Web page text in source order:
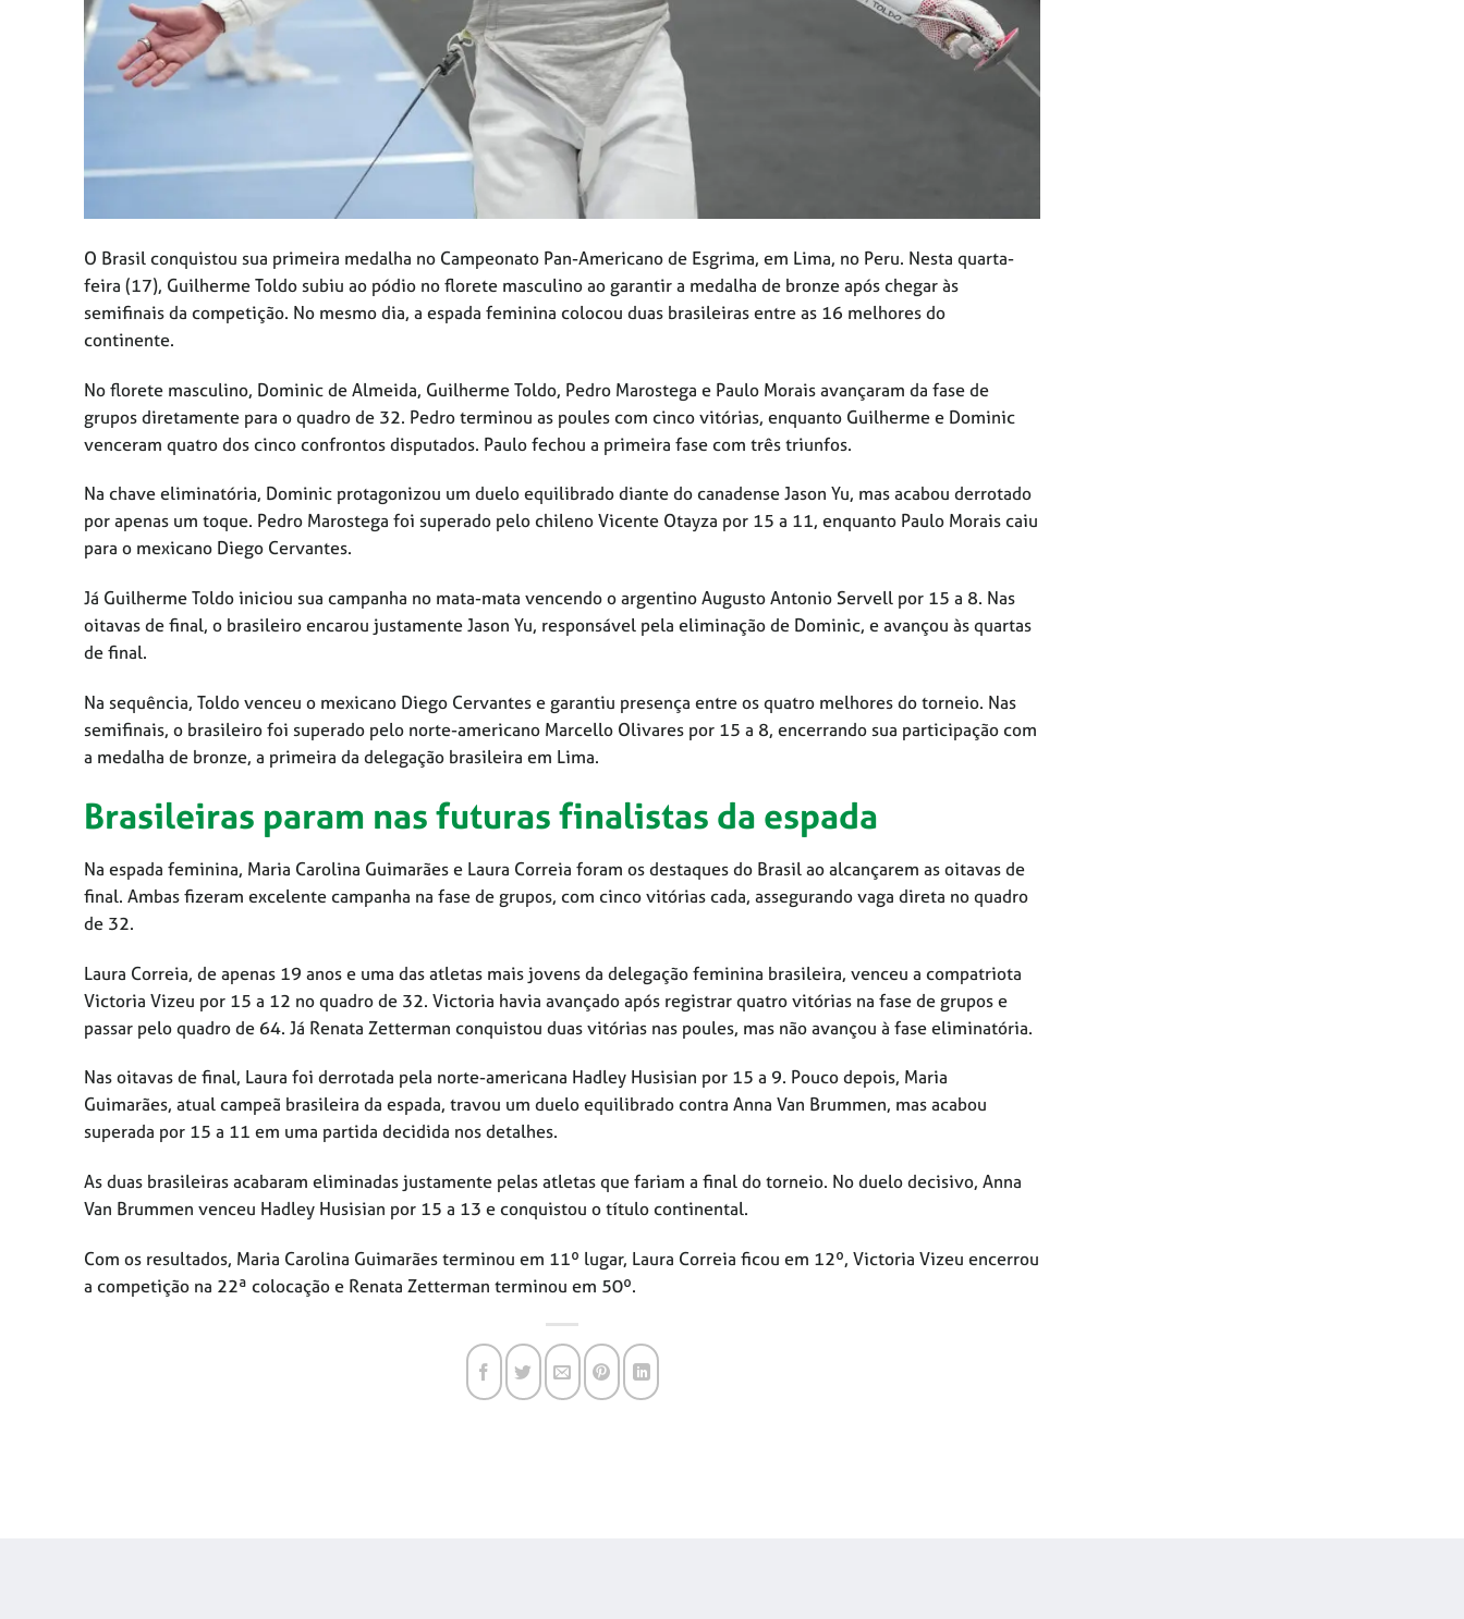
O Brasil conquistou sua primeira medalha no Campeonato Pan-Americano de Esgrima, em Lima, no Peru. Nesta quarta-
feira (17), Guilherme Toldo subiu ao pódio no florete masculino ao garantir a medalha de bronze após chegar às
semifinais da competição. No mesmo dia, a espada feminina colocou duas brasileiras entre as 16 melhores do
continente.
No florete masculino, Dominic de Almeida, Guilherme Toldo, Pedro Marostega e Paulo Morais avançaram da fase de
grupos diretamente para o quadro de 32. Pedro terminou as poules com cinco vitórias, enquanto Guilherme e Dominic
venceram quatro dos cinco confrontos disputados. Paulo fechou a primeira fase com três triunfos.
Na chave eliminatória, Dominic protagonizou um duelo equilibrado diante do canadense Jason Yu, mas acabou derrotado
por apenas um toque. Pedro Marostega foi superado pelo chileno Vicente Otayza por 15 a 11, enquanto Paulo Morais caiu
para o mexicano Diego Cervantes.
Já Guilherme Toldo iniciou sua campanha no mata-mata vencendo o argentino Augusto Antonio Servell por 15 a 8. Nas
oitavas de final, o brasileiro encarou justamente Jason Yu, responsável pela eliminação de Dominic, e avançou às quartas
de final.
Na sequência, Toldo venceu o mexicano Diego Cervantes e garantiu presença entre os quatro melhores do torneio. Nas
semifinais, o brasileiro foi superado pelo norte-americano Marcello Olivares por 15 a 8, encerrando sua participação com
a medalha de bronze, a primeira da delegação brasileira em Lima.
Brasileiras param nas futuras finalistas da espada
Na espada feminina, Maria Carolina Guimarães e Laura Correia foram os destaques do Brasil ao alcançarem as oitavas de
final. Ambas fizeram excelente campanha na fase de grupos, com cinco vitórias cada, assegurando vaga direta no quadro
de 32.
Laura Correia, de apenas 19 anos e uma das atletas mais jovens da delegação feminina brasileira, venceu a compatriota
Victoria Vizeu por 15 a 12 no quadro de 32. Victoria havia avançado após registrar quatro vitórias na fase de grupos e
passar pelo quadro de 64. Já Renata Zetterman conquistou duas vitórias nas poules, mas não avançou à fase eliminatória.
Nas oitavas de final, Laura foi derrotada pela norte-americana Hadley Husisian por 15 a 9. Pouco depois, Maria
Guimarães, atual campeã brasileira da espada, travou um duelo equilibrado contra Anna Van Brummen, mas acabou
superada por 15 a 11 em uma partida decidida nos detalhes.
As duas brasileiras acabaram eliminadas justamente pelas atletas que fariam a final do torneio. No duelo decisivo, Anna
Van Brummen venceu Hadley Husisian por 15 a 13 e conquistou o título continental.
Com os resultados, Maria Carolina Guimarães terminou em 11º lugar, Laura Correia ficou em 12º, Victoria Vizeu encerrou
a competição na 22ª colocação e Renata Zetterman terminou em 50º.